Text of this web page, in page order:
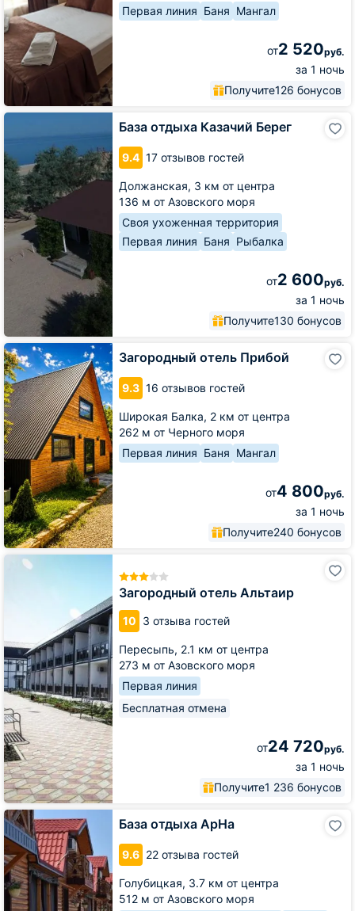
Первая линия Баня Мангал
от2 520руб.
за 1 ночь
Получите126 бонусов
База отдыха Казачий Берег
9.4 17 отзывов гостей
Должанская, 3 км от центра
136 м от Азовского моря
Своя ухоженная территория
Первая линия Баня Рыбалка
от2 600руб.
за 1 ночь
Получите130 бонусов
База
Берег
Загородный отель Прибой
9.3 16 отзывов гостей
Широкая Балка, 2 км от центра
262 м от Черного моря
Первая линия Баня Мангал
от4 800руб.
за 1 ночь
Получите240 бонусов
Загородный
отель
Прибой
Загородный отель Альтаир
10 3 отзыва гостей
Пересыпь, 2.1 км от центра
273 м от Азовского моря
Первая линия
Бесплатная отмена
от24 720руб.
за 1 ночь
Получите1 236 бонусов
Загородный
База отдыха АрНа
9.6 22 отзыва гостей
Голубицкая, 3.7 км от центра
512 м от Азовского моря
База
отдыха
АрНа